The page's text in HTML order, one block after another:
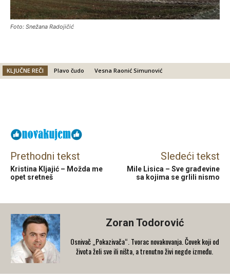
Foto: Snežana Radojičić
KLJUČNE REČI Plavo čudo Vesna Raonić Simunović
Prethodni tekst
Kristina Kljajić – Možda me
opet sretneš
Sledeći tekst
Mile Lisica – Sve građevine
sa kojima se grlili nismo
Zoran Todorović
Osnivač „Pokazivača“. Tvorac novakovanja. Čovek koji od
života želi sve ili ništa, a trenutno živi negde između.